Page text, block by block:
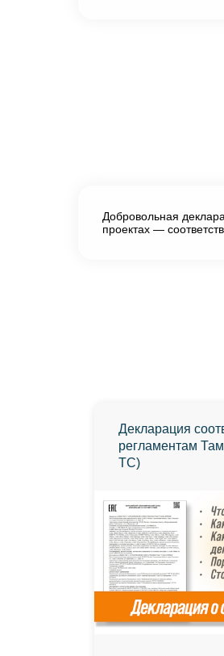
Добровольная
проектах —
Декларация
регламентам
ТС)